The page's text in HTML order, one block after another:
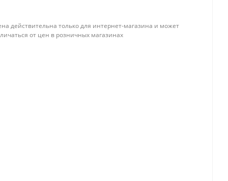
действительна только для интернет-магазина и может
от цен в розничных магазинах